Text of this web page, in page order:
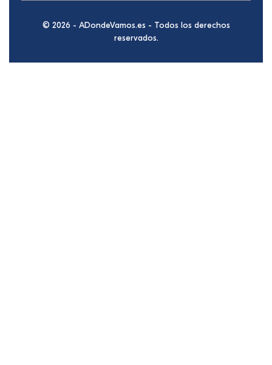
© 2026 - ADondeVamos.es - Todos los derechos
reservados.